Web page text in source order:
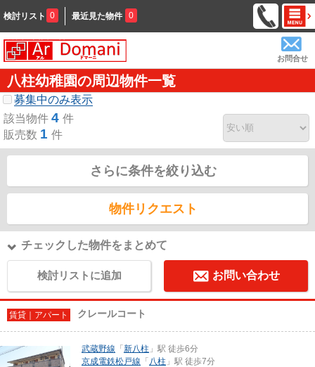
検討リスト 0 最近見た物件 0
お問合せ
八柱幼稚園の周辺物件一覧
募集中のみ表示
該当物件 4 件
販売数 1 件
さらに条件を絞り込む
物件リクエスト
チェックした物件をまとめて
検討リストに追加 お問い合わせ
賃貸｜アパート クレールコート
武蔵野線 「 新八柱 」駅 徒歩6分
京成電鉄松戸線 「 八柱 」駅 徒歩7分